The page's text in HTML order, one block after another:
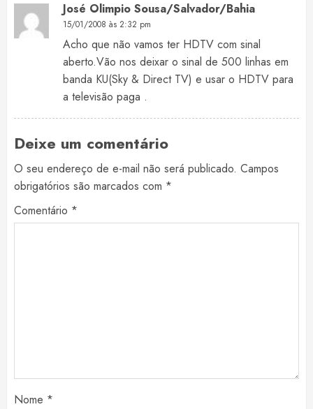
José Olimpio Sousa/Salvador/Bahia
15/01/2008 às 2:32 pm
Acho que não vamos ter HDTV com sinal
aberto.Vão nos deixar o sinal de 500 linhas em
banda KU(Sky & Direct TV) e usar o HDTV para
a televisão paga .
Deixe um comentário
O seu endereço de e-mail não será publicado. Campos
obrigatórios são marcados com *
Comentário *
Nome *